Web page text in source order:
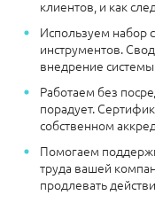
клиентов, и как
Используем набор
инструментов.
внедрение
Работаем без
порадует.
собственном
Помогаем
труда вашей
продлевать